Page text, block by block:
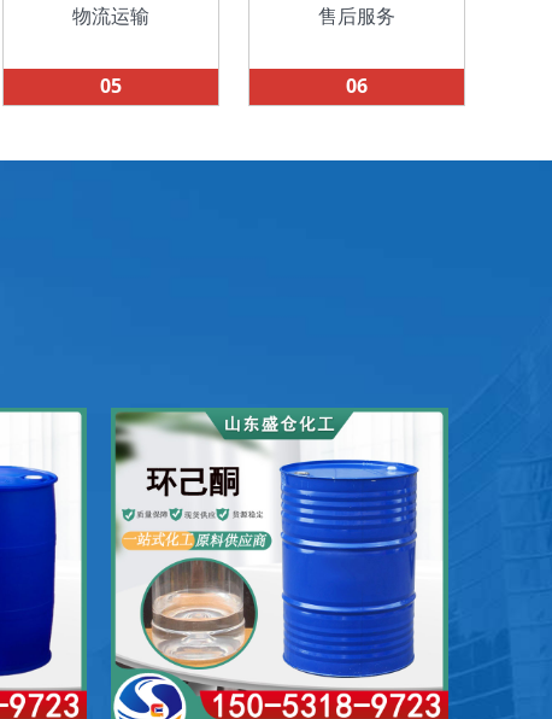
物流运输
05
售后服务
06